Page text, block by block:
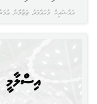
އައްޝައިޚް މުޙައްމަދު ޖަޒްލާން